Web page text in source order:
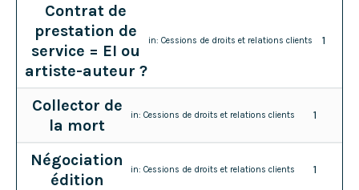
Contrat de
prestation de
service = EI ou
artiste-auteur ?
in:Cessions de droits et relations clients 1
Collector de
la mort
in:Cessions de droits et relations clients 1
Négociation
édition
in:Cessions de droits et relations clients 1